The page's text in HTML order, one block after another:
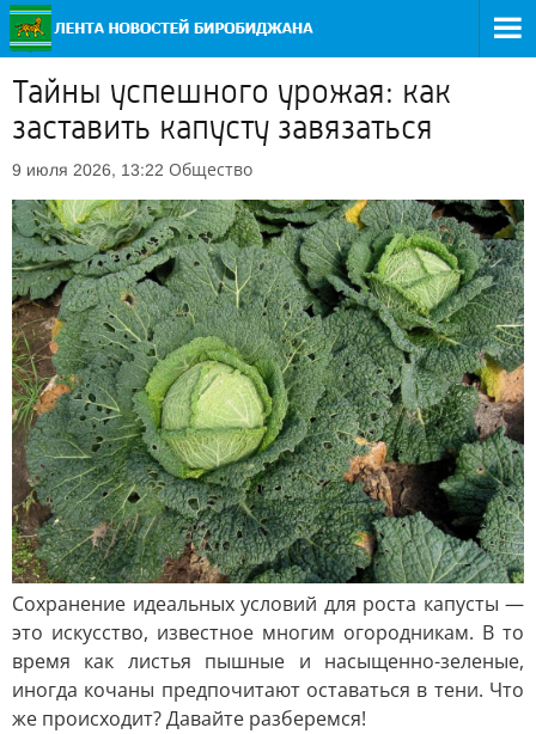
Тайны успешного урожая: как
заставить капусту завязаться
9 июля 2026, 13:22 Общество
Сохранение идеальных условий для роста капусты —
это искусство, известное многим огородникам. В то
время как листья пышные и насыщенно-зеленые,
иногда кочаны предпочитают оставаться в тени. Что
же происходит? Давайте разберемся!